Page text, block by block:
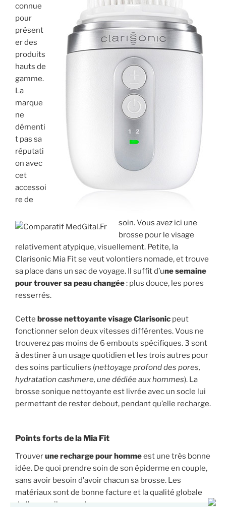
connue
pour
présent
er des
produits
hauts de
gamme.
La
marque
ne
démenti
t pas sa
réputati
on avec
cet
accessoi
re de
soin. Vous avez ici une
brosse pour le visage
relativement atypique, visuellement. Petite, la
Clarisonic Mia Fit se veut volontiers nomade, et trouve
sa place dans un sac de voyage. Il suffit d’une semaine
pour trouver sa peau changée: plus douce, les pores
resserrés.
Cette brosse nettoyante visage Clarisonic peut
fonctionner selon deux vitesses différentes. Vous ne
trouverez pas moins de 6 embouts spécifiques. 3 sont
à destiner à un usage quotidien et les trois autres pour
des soins particuliers (nettoyage profond des pores,
hydratation cashmere, une dédiée aux hommes). La
brosse sonique nettoyante est livrée avec un socle lui
permettant de rester debout, pendant qu’elle recharge.
Points forts de la Mia Fit
Trouverune recharge pour hommeest une très bonne
idée. De quoi prendre soin de son épiderme en couple,
sans avoir besoin d’avoir chacun sa brosse. Les
matériaux sont de bonne facture et la qualité globale
de l’appareil au rendez-vous.